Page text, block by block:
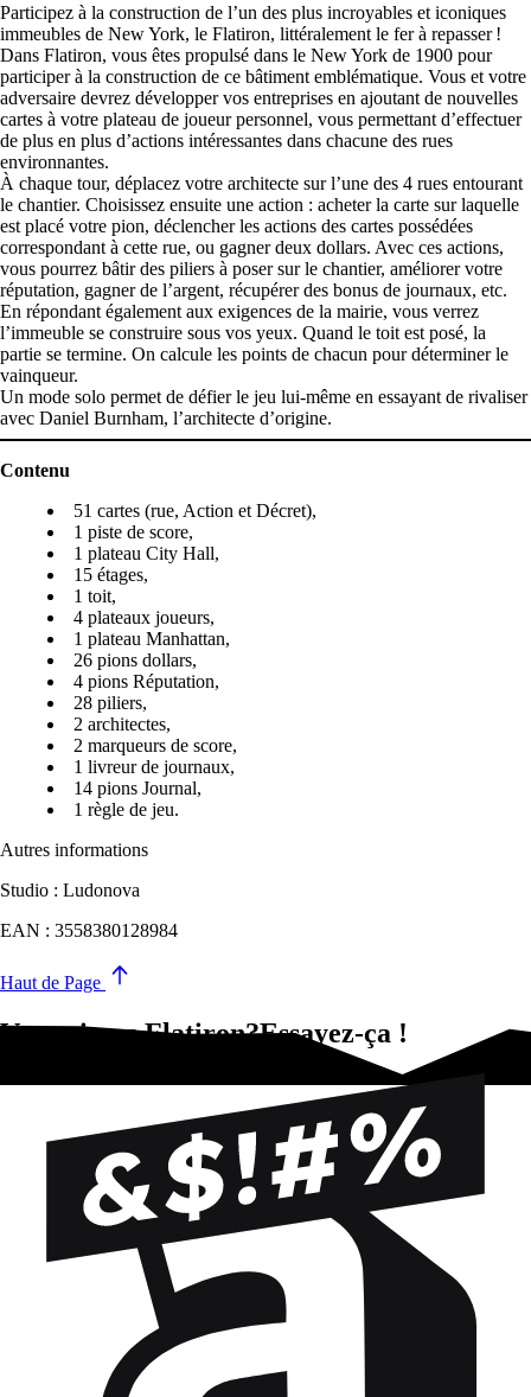
Participez à la construction de l’un des plus incroyables et iconiques
immeubles de New York, le Flatiron, littéralement le fer à repasser !
Dans Flatiron, vous êtes propulsé dans le New York de 1900 pour
participer à la construction de ce bâtiment emblématique. Vous et votre
adversaire devrez développer vos entreprises en ajoutant de nouvelles
cartes à votre plateau de joueur personnel, vous permettant d’effectuer
de plus en plus d’actions intéressantes dans chacune des rues
environnantes.
À chaque tour, déplacez votre architecte sur l’une des 4 rues entourant
le chantier. Choisissez ensuite une action : acheter la carte sur laquelle
est placé votre pion, déclencher les actions des cartes possédées
correspondant à cette rue, ou gagner deux dollars. Avec ces actions,
vous pourrez bâtir des piliers à poser sur le chantier, améliorer votre
réputation, gagner de l’argent, récupérer des bonus de journaux, etc.
En répondant également aux exigences de la mairie, vous verrez
l’immeuble se construire sous vos yeux. Quand le toit est posé, la
partie se termine. On calcule les points de chacun pour déterminer le
vainqueur.
Un mode solo permet de défier le jeu lui-même en essayant de rivaliser
avec Daniel Burnham, l’architecte d’origine.
Contenu
51 cartes (rue, Action et Décret),
1 piste de score,
1 plateau City Hall,
15 étages,
1 toit,
4 plateaux joueurs,
1 plateau Manhattan,
26 pions dollars,
4 pions Réputation,
28 piliers,
2 architectes,
2 marqueurs de score,
1 livreur de journaux,
14 pions Journal,
1 règle de jeu.
Autres informations
Studio : Ludonova
EAN : 3558380128984
Haut de Page
Vous aimez Flatiron?Essayez-ça !